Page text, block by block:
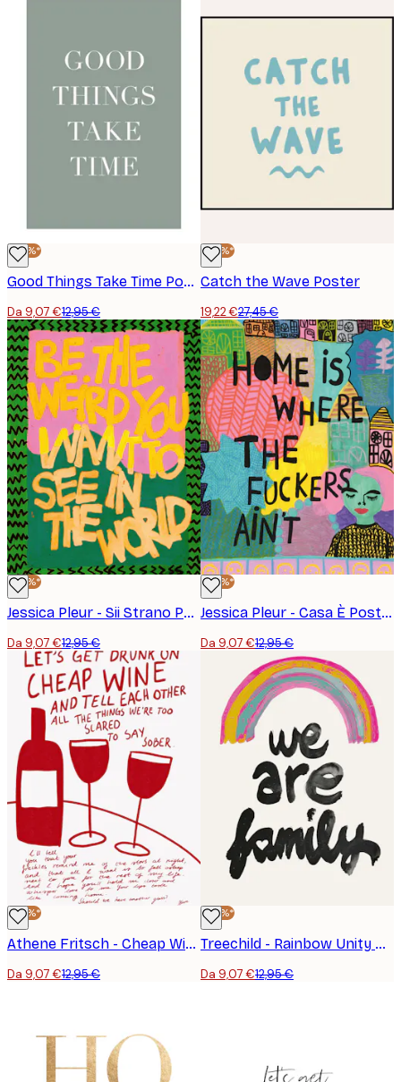
-30%*
Good Things Take Time Poster
Da 9,07 €12,95 €
-30%*
Catch the Wave Poster
19,22 €27,45 €
-30%*
Jessica Pleur - Sii Strano Poster
Da 9,07 €12,95 €
-30%*
Jessica Pleur - Casa È Poster
Da 9,07 €12,95 €
-30%*
Athene Fritsch - Cheap Wine Poster
Da 9,07 €12,95 €
-30%*
Treechild - Rainbow Unity Poster
Da 9,07 €12,95 €